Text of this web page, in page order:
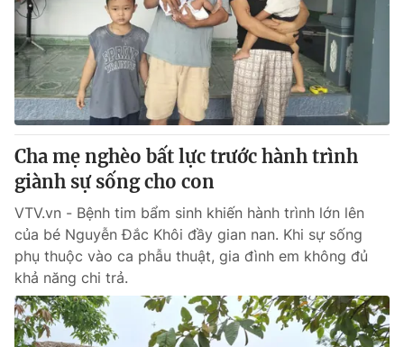
Cha mẹ nghèo bất lực trước hành trình
giành sự sống cho con
VTV.vn - Bệnh tim bẩm sinh khiến hành trình lớn lên
của bé Nguyễn Đắc Khôi đầy gian nan. Khi sự sống
phụ thuộc vào ca phẫu thuật, gia đình em không đủ
khả năng chi trả.